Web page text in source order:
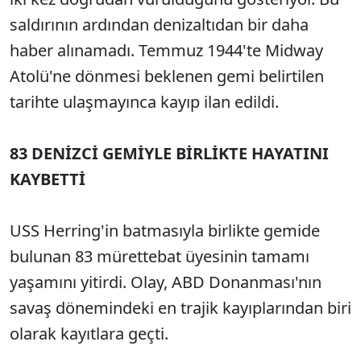
saldırının ardından denizaltıdan bir daha
haber alınamadı. Temmuz 1944'te Midway
Atolü'ne dönmesi beklenen gemi belirtilen
tarihte ulaşmayınca kayıp ilan edildi.
83 DENİZCİ GEMİYLE BİRLİKTE HAYATINI
KAYBETTİ
USS Herring'in batmasıyla birlikte gemide
bulunan 83 mürettebat üyesinin tamamı
yaşamını yitirdi. Olay, ABD Donanması'nın
savaş dönemindeki en trajik kayıplarından biri
olarak kayıtlara geçti.